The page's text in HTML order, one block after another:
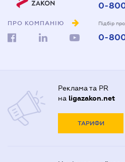
ПРО КОМПАНІЮ
0-
Підбір
0-
Реклама та PR
на ligazakon.net
ТАРИФИ